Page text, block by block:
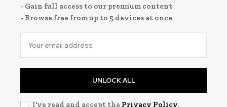
- Gain full access to our premium content
- Browse free from up to 5 devices at once
UNLOCK ALL
I've read and accept the Privacy Policy.